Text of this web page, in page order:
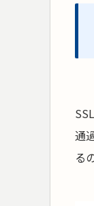
通
る